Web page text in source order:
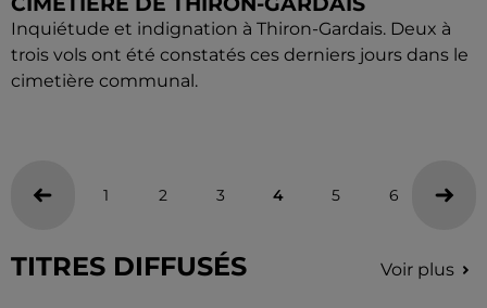
Inquiétude et indignation à Thiron-Gardais. Deux à
trois vols ont été constatés ces derniers jours dans le
cimetière communal.
1 2 3 4 5 6 7
TITRES DIFFUSÉS Voir plus